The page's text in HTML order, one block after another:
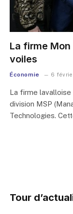
La firme
voiles
Économie 6
La firme lavalloise
division MSP
Technologies.
Tour